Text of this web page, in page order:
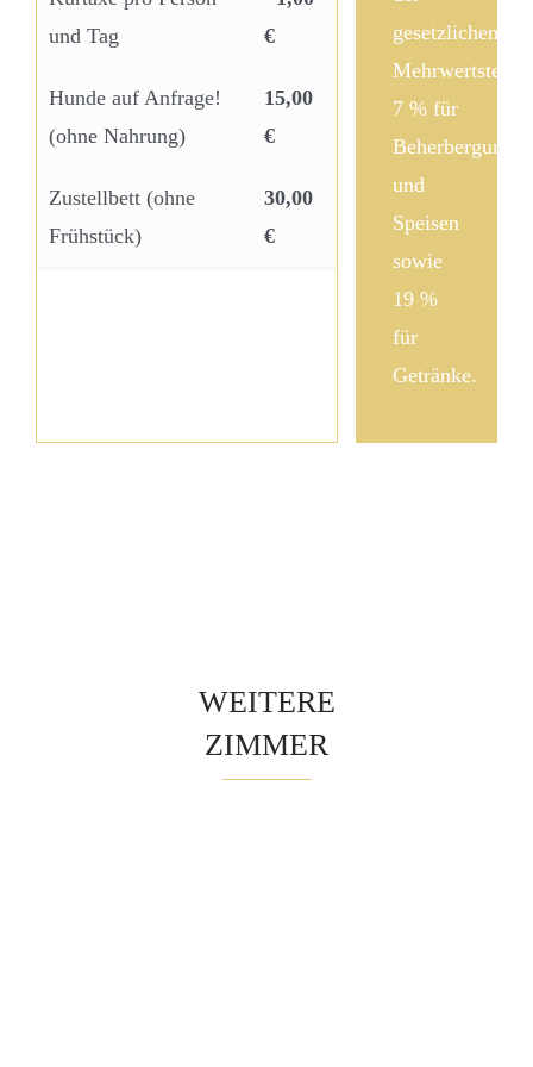
und Tag
€
Hunde auf Anfrage!
(ohne Nahrung)
15,00
€
Zustellbett (ohne
Frühstück)
30,00
€
gesetzlichen
Mehrwertsteuer
7 % für
und
Speisen
sowie
19 %
für
Getränke.
WEITERE
ZIMMER